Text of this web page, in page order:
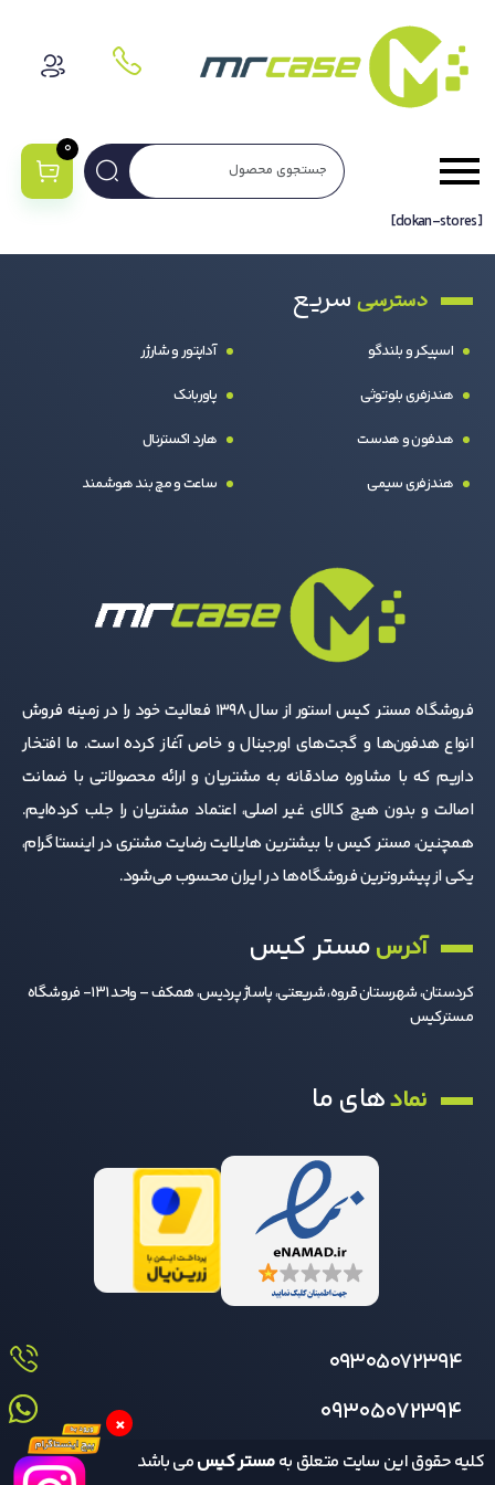
0
[dokan-stores]
دسترسیسریع
اسپیکر و بلندگو
هندزفری بلوتوثی
هدفون و هدست
هندزفری سیمی
آداپتور و شارژر
پاوربانک
هارد اکسترنال
ساعت و مچ بند هوشمند
فروشگاه مستر کیس استور از سال 1398 فعالیت خود را در زمینه فروش
انواع هدفون‌ها و گجت‌های اورجینال و خاص آغاز کرده است. ما افتخار
داریم که با مشاوره صادقانه به مشتریان و ارائه محصولاتی با ضمانت
اصالت و بدون هیچ کالای غیر اصلی، اعتماد مشتریان را جلب کرده‌ایم.
همچنین، مستر کیس با بیشترین هایلایت رضایت مشتری در اینستاگرام،
یکی از پیشروترین فروشگاه‌ها در ایران محسوب می‌شود.
آدرسمستر کیس
کردستان، شهرستان قروه، شریعتی، پاساژ پردیس، همکف – واحد 131- فروشگاه
مسترکیس
نمادهای ما
09305072394
09305072394
کلیه حقوق این سایت متعلق بهمستر کیسمی باشد
×